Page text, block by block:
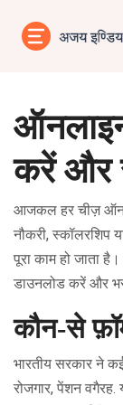
करें और
आजकल हर चीज़
नौकरी, स्कॉलरशिप
पूरा काम हो जाता
डाउनलोड करें और
कौन‑से
भारतीय सरकार ने कई
रोजगार, पेंशन